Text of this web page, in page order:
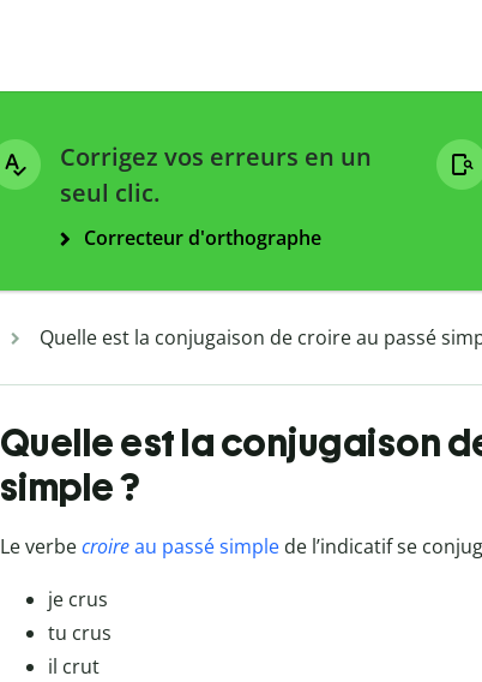
Corrigez vos erreurs en un
seul clic.
Correcteur d'orthographe
Quelle est la conjugaison de croire au passé
Quelle est la conjugaison
simple ?
Le verbecroireau passé simplede l’indicatif se
je crus
tu crus
il crut